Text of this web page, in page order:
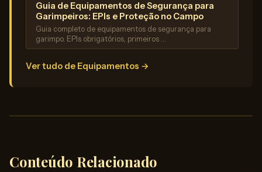
Guia de Equipamentos de Segurança para
Garimpeiros: EPIs e Proteção no Campo
Guia completo de equipamentos de segurança para
garimpo. EPIs obrigatórios, primeiros …
Ver tudo de Equipamentos →
Conteúdo Relacionado